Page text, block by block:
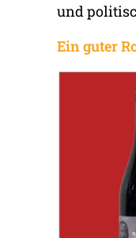
und
Ein guter